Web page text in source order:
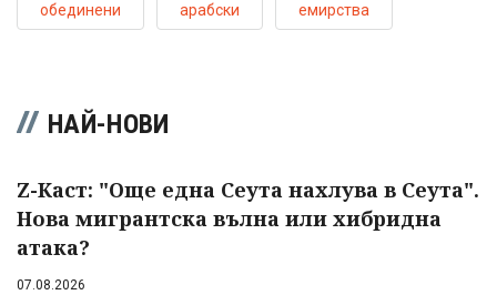
обединени арабски емирства
НАЙ-НОВИ
Z-Каст: "Още една Сеута нахлува в Сеута".
Нова мигрантска вълна или хибридна
атака?
07.08.2026